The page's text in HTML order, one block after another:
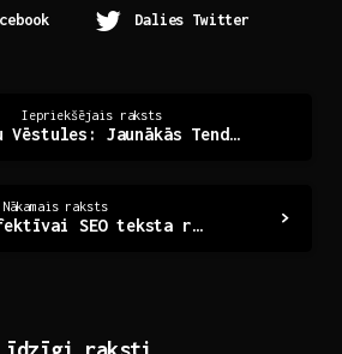
Dalies Twitter
Iepriekšējais raksts
Jaunumu Vēstules: Jaunākās Tendences un Ieteikumi
Nākamais raksts
Ceļvedis efektīvai SEO teksta rakstīšanai Latvijā